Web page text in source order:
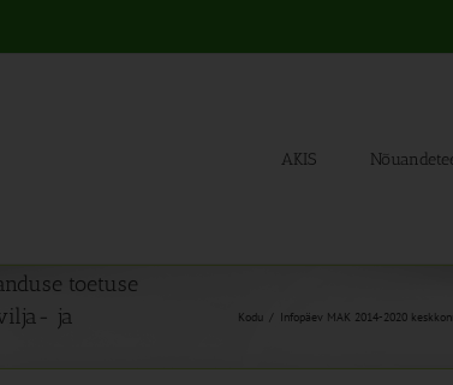
AKIS
toetuse
ja
Kodu Infopäev MAK 2014-2020